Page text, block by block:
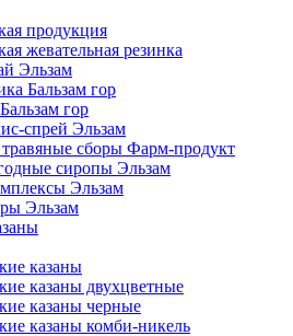
продукция
жевательная резинка
Эльзам
Бальзам гор
гор
спрей Эльзам
сборы Фарм-продукт
сиропы Эльзам
Эльзам
Эльзам
казаны
казаны двухцветные
казаны черные
казаны комби-никель